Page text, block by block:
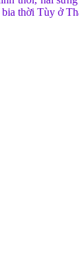
thời Tùy ở